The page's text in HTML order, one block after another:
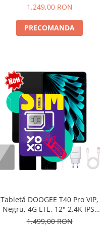
10800mAh, 33W, Android 14,
1.249,00 RON
PRECOMANDA
Tabletă DOOGEE T40 Pro VIP,
Negru, 4G LTE, 12" 2.4K IPS,
20GB RAM (8GB + 12GB
1.499,00 RON